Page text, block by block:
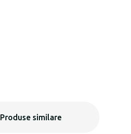
Produse similare